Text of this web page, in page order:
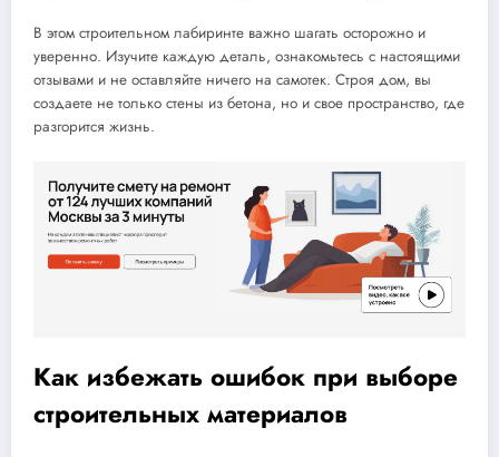
В этом строительном лабиринте важно шагать осторожно и
уверенно. Изучите каждую деталь, ознакомьтесь с настоящими
отзывами и не оставляйте ничего на самотек. Строя дом, вы
создаете не только стены из бетона, но и свое пространство, где
разгорится жизнь.
Как избежать ошибок при выборе
строительных материалов